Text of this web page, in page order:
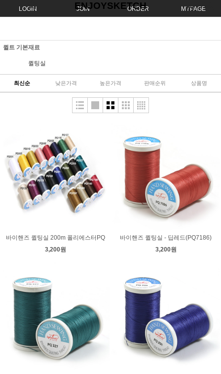
LOGIN JOIN ORDER MYPAGE
ENJOYSKETCH
퀼트 기본재료
퀼팅실
최신순 낮은가격 높은가격 판매순위 상품명
바이핸즈 퀼팅실 200m 폴리에스터PQ
3,200원
바이핸즈 퀼팅실 - 딥레드(PQ7186)
3,200원